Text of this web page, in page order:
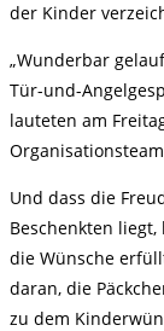
der Kinder
„Wunderbar
Tür-und-
lauteten am
Und dass die
Beschenkten
die Wünsche
daran, die
zu dem